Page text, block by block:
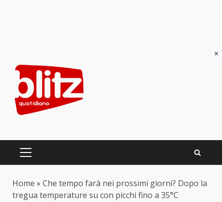
content
PRIMARY
Home » Che tempo farà nei prossimi giorni? Dopo la
tregua temperature su con picchi fino a 35°C
×